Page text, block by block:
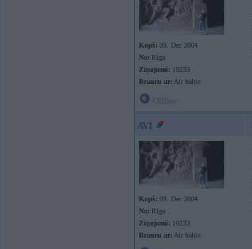
Kopš: 09. Dec 2004
No: Rīga
Ziņojumi: 10233
Braucu ar: Air baltic
AVI
Kopš: 09. Dec 2004
No: Rīga
Ziņojumi: 10233
Braucu ar: Air baltic